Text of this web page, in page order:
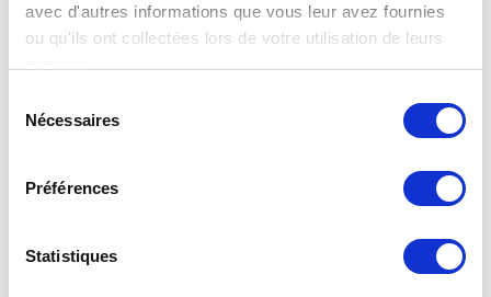
avec d'autres informations que vous leur avez fournies
ou qu'ils ont collectées lors de votre utilisation de leurs
Nécessaires
Préférences
Statistiques